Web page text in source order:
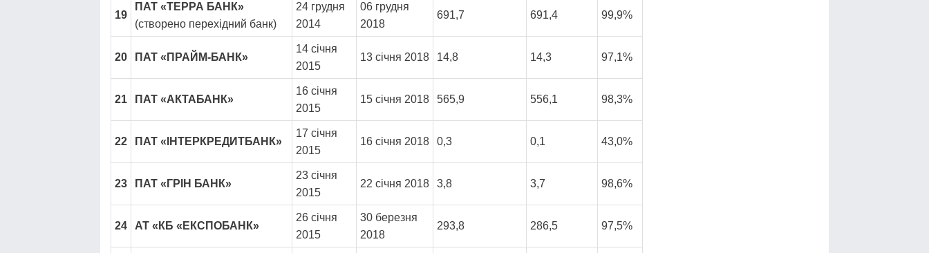
19
ПАТ «ТЕРРА БАНК»
(створено перехідний банк)
24 грудня
2014
06 грудня
2018
691,7 691,4 99,9%
20 ПАТ «ПРАЙМ-БАНК»
14 січня
2015
13 січня 2018 14,8 14,3 97,1%
21 ПАТ «АКТАБАНК»
16 січня
2015
15 січня 2018 565,9 556,1 98,3%
22 ПАТ «ІНТЕРКРЕДИТБАНК»
17 січня
2015
16 січня 2018 0,3 0,1 43,0%
23 ПАТ «ГРІН БАНК»
23 січня
2015
22 січня 2018 3,8 3,7 98,6%
24 АТ «КБ «ЕКСПОБАНК»
26 січня
2015
30 березня
2018
293,8 286,5 97,5%